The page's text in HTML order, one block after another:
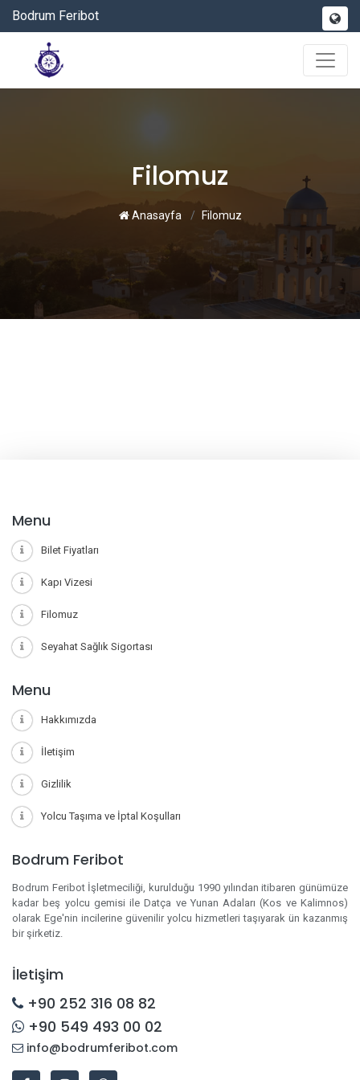
Bodrum Feribot
Filomuz
Anasayfa Filomuz
Menu
Bilet Fiyatları
Kapı Vizesi
Filomuz
Seyahat Sağlık Sigortası
Menu
Hakkımızda
İletişim
Gizlilik
Yolcu Taşıma ve İptal Koşulları
Bodrum Feribot
Bodrum Feribot İşletmeciliği, kurulduğu 1990 yılından itibaren günümüze
kadar beş yolcu gemisi ile Datça ve Yunan Adaları (Kos ve Kalimnos)
olarak Ege'nin incilerine güvenilir yolcu hizmetleri taşıyarak ün kazanmış
bir şirketiz.
İletişim
+90 252 316 08 82
+90 549 493 00 02
info@bodrumferibot.com